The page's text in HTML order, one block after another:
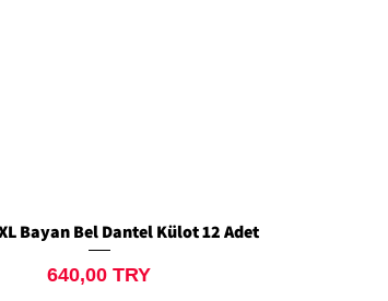
Schnellansicht
Bayan Bel Dantel Külot 12 Adet
Preis
640,00 TRY